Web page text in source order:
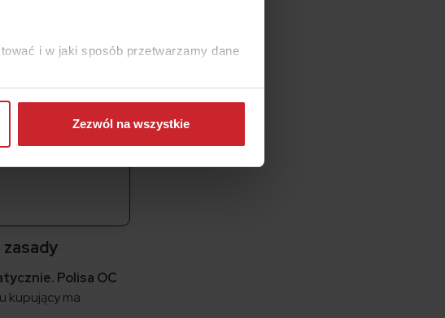
i w jaki sposób przetwarzamy dane
Zezwól na wszystkie
zasady
Polisa OC
kupujący ma